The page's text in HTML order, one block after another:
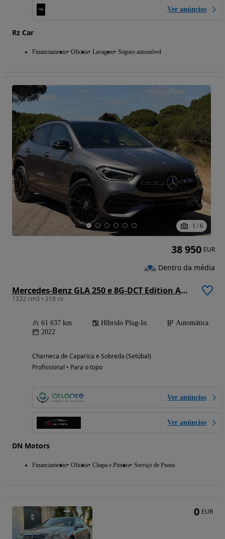
Ver anúncios
Rz Car
Financiamento Oficina Lavagem Seguro automóvel
1 / 6
Mercedes-Benz GLA 250 e 8G-DCT Edition AMG Line
1332 cm3 • 218 cv
61 637 km Híbrido Plug-In
Automática
2022
Charneca de Caparica e Sobreda (Setúbal)
Profissional • Para o topo
Ver anúncios
Ver anúncios
DN Motors
Financiamento Oficina Chapa e Pintura Serviço de Pneus
38 950 EUR
Dentro da média
0 EUR